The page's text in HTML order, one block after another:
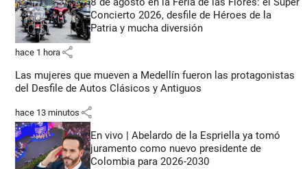
Concierto 2026, desfile de Héroes de la
Patria y mucha diversión
hace 1 hora share
Las mujeres que mueven a Medellín fueron las protagonistas
del Desfile de Autos Clásicos y Antiguos
hace 13 minutos share
En vivo | Abelardo de la Espriella ya tomó
juramento como nuevo presidente de
Colombia para 2026-2030